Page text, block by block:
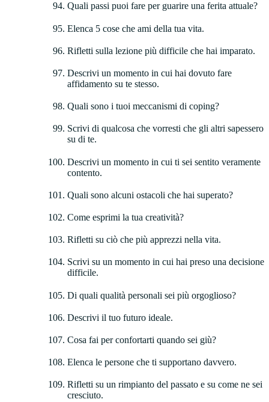
Quali passi puoi fare per guarire una ferita attuale?
Elenca 5 cose che ami della tua vita.
Rifletti sulla lezione più difficile che hai imparato.
Descrivi un momento in cui hai dovuto fare
affidamento su te stesso.
Quali sono i tuoi meccanismi di coping?
Scrivi di qualcosa che vorresti che gli altri sapessero
su di te.
Descrivi un momento in cui ti sei sentito veramente
contento.
Quali sono alcuni ostacoli che hai superato?
Come esprimi la tua creatività?
Rifletti su ciò che più apprezzi nella vita.
Scrivi su un momento in cui hai preso una decisione
difficile.
Di quali qualità personali sei più orgoglioso?
Descrivi il tuo futuro ideale.
Cosa fai per confortarti quando sei giù?
Elenca le persone che ti supportano davvero.
Rifletti su un rimpianto del passato e su come ne sei
cresciuto.